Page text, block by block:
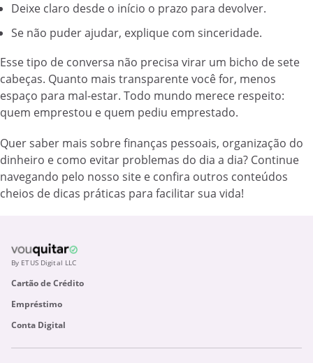
Deixe claro desde o início o prazo para devolver.
Se não puder ajudar, explique com sinceridade.
Esse tipo de conversa não precisa virar um bicho de sete
cabeças. Quanto mais transparente você for, menos
espaço para mal-estar. Todo mundo merece respeito:
quem emprestou e quem pediu emprestado.
Quer saber mais sobre finanças pessoais, organização do
dinheiro e como evitar problemas do dia a dia? Continue
navegando pelo nosso site e confira outros conteúdos
cheios de dicas práticas para facilitar sua vida!
By ETUS Digital LLC
Cartão de Crédito
Empréstimo
Conta Digital